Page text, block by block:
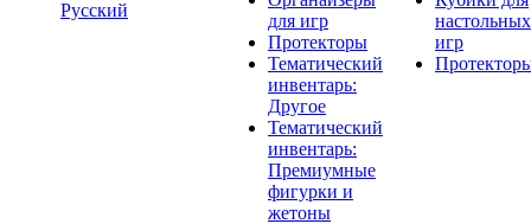
Русский
для игр
Протекторы
Тематический
инвентарь:
Другое
Тематический
инвентарь:
Премиумные
фигурки и
жетоны
настольных
игр